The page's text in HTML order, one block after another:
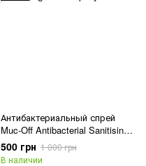
Антибактериальный спрей
Muc-Off Antibacterial Sanitising
Hand Spray - 750ml
500 грн 1 000 грн
В наличии